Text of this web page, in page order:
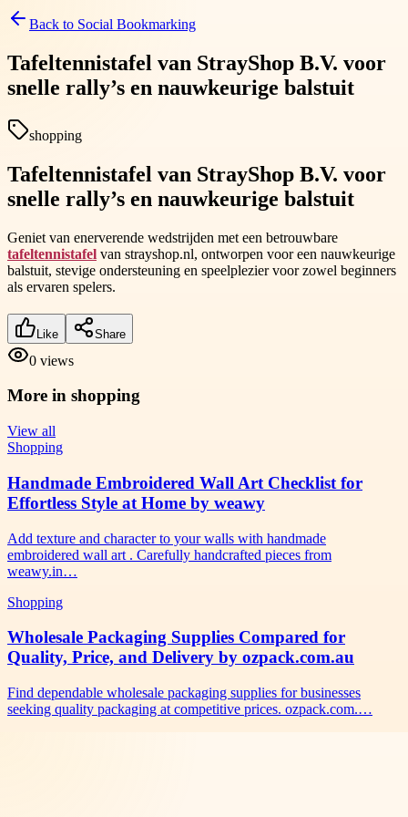
Back to Social Bookmarking
Tafeltennistafel van StrayShop B.V. voor
snelle rally’s en nauwkeurige balstuit
shopping
Tafeltennistafel van StrayShop B.V. voor
snelle rally’s en nauwkeurige balstuit
Geniet van enerverende wedstrijden met een betrouwbare
tafeltennistafel van strayshop.nl, ontworpen voor een nauwkeurige
balstuit, stevige ondersteuning en speelplezier voor zowel beginners
als ervaren spelers.
Like Share
0 views
More in shopping
View all
Shopping
Handmade Embroidered Wall Art Checklist for
Effortless Style at Home by weawy
Add texture and character to your walls with handmade
embroidered wall art . Carefully handcrafted pieces from
weawy.in…
Shopping
Wholesale Packaging Supplies Compared for
Quality, Price, and Delivery by ozpack.com.au
Find dependable wholesale packaging supplies for businesses
seeking quality packaging at competitive prices. ozpack.com.…